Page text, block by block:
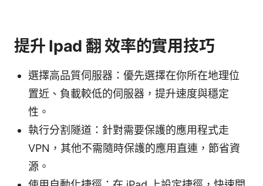
提升 Ipad 翻 效率的實用技巧
選擇高品質伺服器：優先選擇在你所在地理位
置近、負載較低的伺服器，提升速度與穩定
性。
執行分割隧道：針對需要保護的應用程式走
VPN，其他不需隨時保護的應用直連，節省資
源。